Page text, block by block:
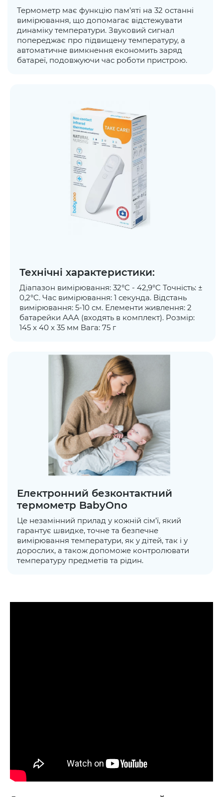
Термометр має функцію пам’яті на 32 останні
вимірювання, що допомагає відстежувати
динаміку температури. Звуковий сигнал
попереджає про підвищену температуру, а
автоматичне вимкнення економить заряд
батареї, подовжуючи час роботи пристрою.
Технічні характеристики:
Діапазон вимірювання: 32°C - 42,9°C Точність: ±
0,2°C. Час вимірювання: 1 секунда. Відстань
вимірювання: 5-10 см. Елементи живлення: 2
батарейки AAA (входять в комплект). Розмір:
145 x 40 x 35 мм Вага: 75 г
Електронний безконтактний
термометр BabyOno
Це незамінний прилад у кожній сім’ї, який
гарантує швидке, точне та безпечне
вимірювання температури, як у дітей, так і у
дорослих, а також допоможе контролювати
температуру предметів та рідин.